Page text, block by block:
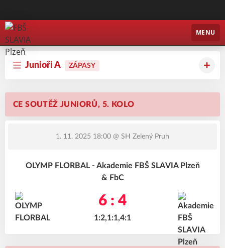
FBŠ SLAVIA Plzeň
MENU
Junioři A ZÁPASY
CE SOUTĚŽ JUNIORŮ, 5. KOLO
1. 11. 2025 18:00 @ SH Zelený Pruh
OLYMP FLORBAL - Akademie FBŠ SLAVIA Plzeň
& FbC
6 : 4
1:2,1:1,4:1